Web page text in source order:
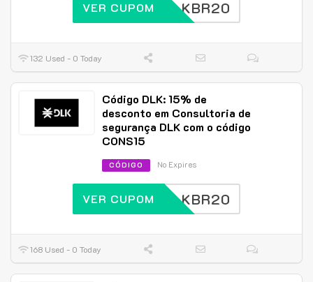
DLKBR20
VER CUPOM
132 Used - 0 Today
Código DLK: 15% de
desconto em Consultoria de
segurança DLK com o código
CONS15
CÓDIGO No Expires
DLKBR20
VER CUPOM
168 Used - 0 Today